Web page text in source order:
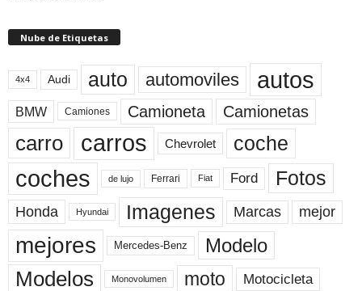
Nube de Etiquetas
4x4 Audi auto automoviles autos
BMW Camiones Camioneta Camionetas
carro carros Chevrolet coche
coches de lujo Ferrari Fiat Ford Fotos
Honda Hyundai Imagenes Marcas mejor
mejores Mercedes-Benz Modelo
Modelos Monovolumen moto Motocicleta